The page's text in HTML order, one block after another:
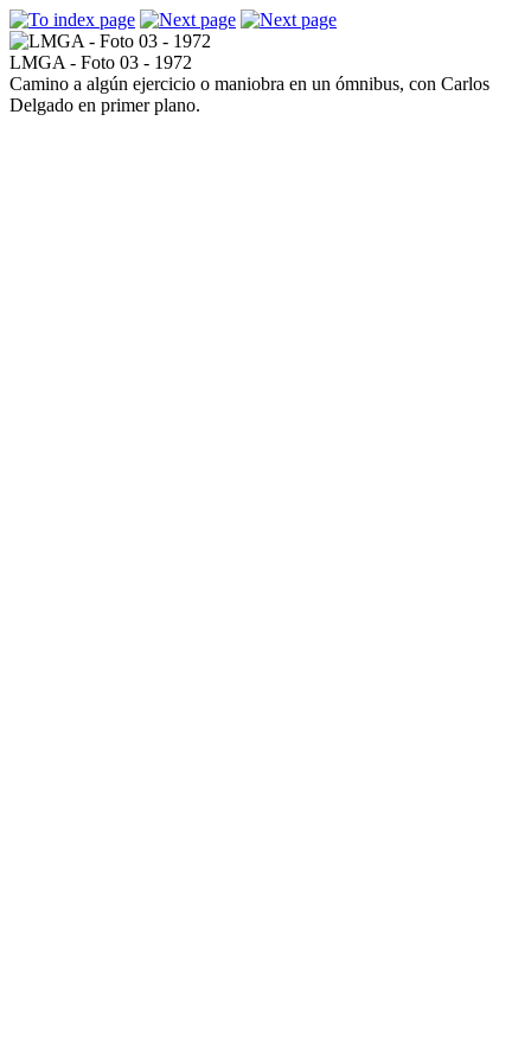
LMGA - Foto 03 - 1972
Camino a algún ejercicio o maniobra en un ómnibus, con Carlos
Delgado en primer plano.